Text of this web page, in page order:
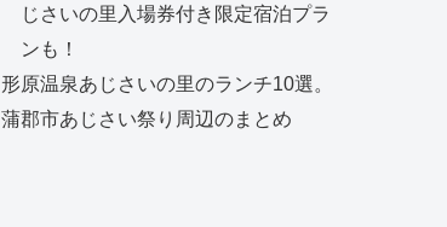
じさいの里入場券付き限定宿泊プラ
ンも！
形原温泉あじさいの里のランチ10選。
蒲郡市あじさい祭り周辺のまとめ